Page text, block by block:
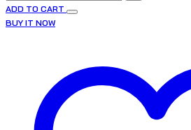
ADD TO CART
BUY IT NOW